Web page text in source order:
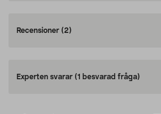
Recensioner (2)
Experten svarar (1 besvarad fråga)